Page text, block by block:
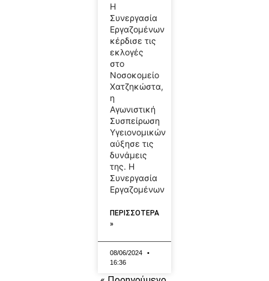
Η
Συνεργασία
Εργαζομένων
κέρδισε τις
εκλογές
στο
Νοσοκομείο
Χατζηκώστα,
η
Αγωνιστική
Συσπείρωση
Υγειονομικών
αύξησε τις
δυνάμεις
της. Η
Συνεργασία
Εργαζομένων
ΠΕΡΙΣΣΟΤΕΡΑ
»
08/06/2024
16:36